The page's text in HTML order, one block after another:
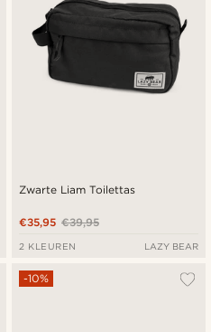
Zwarte Liam Toilettas
€39,95
€35,95
2 KLEUREN LAZY BEAR
-10%